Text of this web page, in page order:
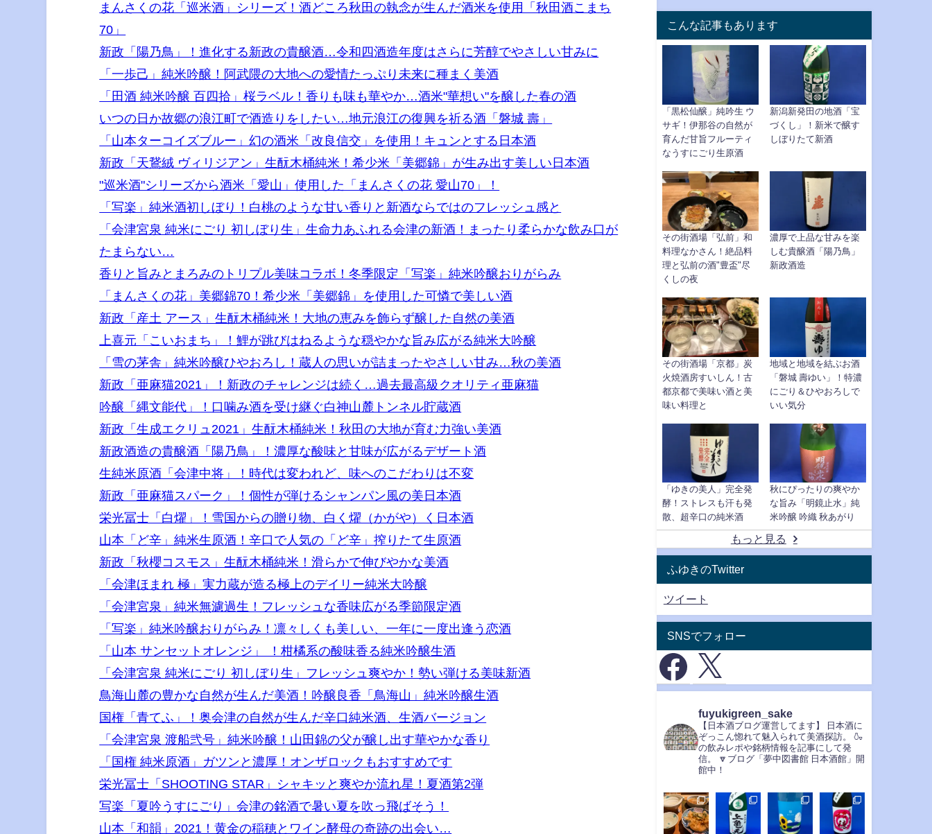
まんさくの花「巡米酒」シリーズ！酒どころ秋田の執念が生んだ酒米を使用「秋田酒こまち
70」
新政「陽乃鳥」！進化する新政の貴醸酒…令和四酒造年度はさらに芳醇でやさしい甘みに
「一歩己」純米吟醸！阿武隈の大地への愛情たっぷり未来に種まく美酒
「田酒 純米吟醸 百四拾」桜ラベル！香りも味も華やか…酒米"華想い"を醸した春の酒
いつの日か故郷の浪江町で酒造りをしたい…地元浪江の復興を祈る酒「磐城 壽」
「山本ターコイズブルー」幻の酒米「改良信交」を使用！キュンとする日本酒
新政「天鵞絨 ヴィリジアン」生酛木桶純米！希少米「美郷錦」が生み出す美しい日本酒
"巡米酒"シリーズから酒米「愛山」使用した「まんさくの花 愛山70」！
「写楽」純米酒初しぼり！白桃のような甘い香りと新酒ならではのフレッシュ感と
「会津宮泉 純米にごり 初しぼり生」生命力あふれる会津の新酒！まったり柔らかな飲み口が
たまらない…
香りと旨みとまろみのトリプル美味コラボ！冬季限定「写楽」純米吟醸おりがらみ
「まんさくの花」美郷錦70！希少米「美郷錦」を使用した可憐で美しい酒
新政「産土 アース」生酛木桶純米！大地の恵みを飾らず醸した自然の美酒
上喜元「こいおまち」！鯉が跳びはねるような穏やかな旨み広がる純米大吟醸
「雪の茅舎」純米吟醸ひやおろし！蔵人の思いが詰まったやさしい甘み…秋の美酒
新政「亜麻猫2021」！新政のチャレンジは続く…過去最高級クオリティ亜麻猫
吟醸「縄文能代」！口噛み酒を受け継ぐ白神山麓トンネル貯蔵酒
新政「生成エクリュ2021」生酛木桶純米！秋田の大地が育む力強い美酒
新政酒造の貴醸酒「陽乃鳥」！濃厚な酸味と甘味が広がるデザート酒
生純米原酒「会津中将」！時代は変われど、味へのこだわりは不変
新政「亜麻猫スパーク」！個性が弾けるシャンパン風の美日本酒
栄光冨士「白燿」！雪国からの贈り物、白く燿（かがや）く日本酒
山本「ど辛」純米生原酒！辛口で人気の「ど辛」搾りたて生原酒
新政「秋櫻コスモス」生酛木桶純米！滑らかで伸びやかな美酒
「会津ほまれ 極」実力蔵が造る極上のデイリー純米大吟醸
「会津宮泉」純米無濾過生！フレッシュな香味広がる季節限定酒
「写楽」純米吟醸おりがらみ！凛々しくも美しい、一年に一度出逢う恋酒
「山本 サンセットオレンジ」 ！柑橘系の酸味香る純米吟醸生酒
「会津宮泉 純米にごり 初しぼり生」フレッシュ爽やか！勢い弾ける美味新酒
鳥海山麓の豊かな自然が生んだ美酒！吟醸良香「鳥海山」純米吟醸生酒
国権「青てふ」！奥会津の自然が生んだ辛口純米酒、生酒バージョン
「会津宮泉 渡船弐号」純米吟醸！山田錦の父が醸し出す華やかな香り
「国権 純米原酒」ガツンと濃厚！オンザロックもおすすめです
栄光冨士「SHOOTING STAR」シャキッと爽やか流れ星！夏酒第2弾
写楽「夏吟うすにごり」会津の銘酒で暑い夏を吹っ飛ばそう！
山本「和韻」2021！黄金の稲穂とワイン酵母の奇跡の出会い…
こんな記事もあります
「黒松仙醸」純吟生 ウ
サギ！伊那谷の自然が
育んだ甘旨フルーティ
なうすにごり生原酒
新潟新発田の地酒「宝
づくし」！新米で醸す
しぼりたて新酒
その街酒場「弘前」和
料理なかさん！絶品料
理と弘前の酒"豊盃"尽
くしの夜
濃厚で上品な甘みを楽
しむ貴醸酒「陽乃鳥」
新政酒造
その街酒場「京都」炭
火焼酒房すいしん！古
都京都で美味い酒と美
味い料理と
地域と地域を結ぶお酒
「磐城 壽ゆい」！特濃
にごり＆ひやおろしで
いい気分
「ゆきの美人」完全発
酵！ストレスも汗も発
散、超辛口の純米酒
秋にぴったりの爽やか
な旨み「明鏡止水」純
米吟醸 吟織 秋あがり
もっと見る
ふゆきのTwitter
ツイート
SNSでフォロー
fuyukigreen_sake
【日本酒ブログ運営してます】
日本酒に
ぞっこん惚れて魅入られて美酒探訪。
🍶
の飲みレポや銘柄情報を記事にして発
信。
🔽ブログ「夢中図書館 日本酒館」開
館中！